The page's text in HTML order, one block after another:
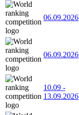
06.09.2026
06.09.2026
10.09 -
13.09.2026